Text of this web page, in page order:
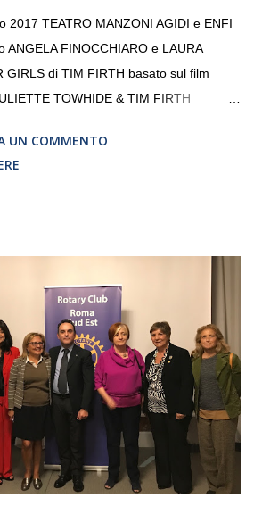
2017 TEATRO MANZONI AGIDI e ENFI
FINOCCHIARO e LAURA
GIRLS di TIM FIRTH basato sul film
TOWHIDE & TIM FIRTH
UN COMMENTO